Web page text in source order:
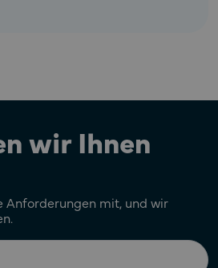
wir Ihnen
mit, und wir